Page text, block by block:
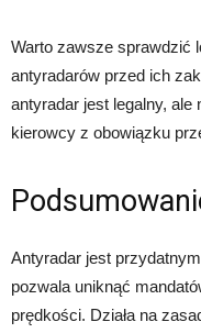
Warto zawsze sprawdzić
antyradarów przed ich
antyradar jest legalny, ale
kierowcy z obowiązku
Antyradar jest
pozwala uniknąć
prędkości. Działa na